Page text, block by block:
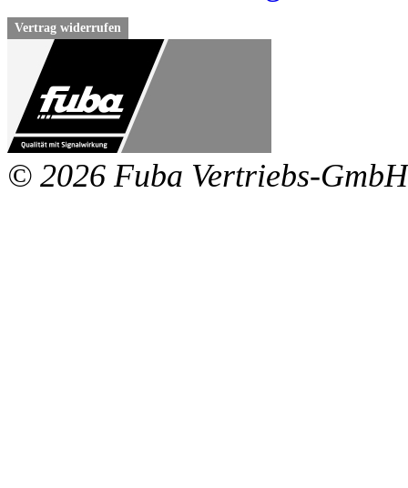
Vertrag widerrufen
© 2026 Fuba Vertriebs-GmbH